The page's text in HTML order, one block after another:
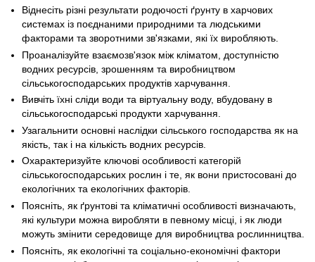
Віднесіть різні результати родючості ґрунту в харчових
системах із поєднаними природними та людськими
факторами та зворотними зв'язками, які їх виробляють.
Проаналізуйте взаємозв'язок між кліматом, доступністю
водних ресурсів, зрошенням та виробництвом
сільськогосподарських продуктів харчування.
Вивчіть їхні сліди води та віртуальну воду, вбудовану в
сільськогосподарські продукти харчування.
Узагальнити основні наслідки сільського господарства як на
якість, так і на кількість водних ресурсів.
Охарактеризуйте ключові особливості категорій
сільськогосподарських рослин і те, як вони пристосовані до
екологічних та екологічних факторів.
Поясніть, як ґрунтові та кліматичні особливості визначають,
які культури можна виробляти в певному місці, і як люди
можуть змінити середовище для виробництва рослинництва.
Поясніть, як екологічні та соціально-економічні фактори